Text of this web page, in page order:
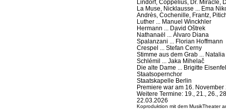
Lindorf, Coppélius, Dr. Miracle,
La Muse, Nicklausse ... Ema
Andrès, Cochenille, Frantz,
Luther ... Manuel Winckhler
Hermann ... David Oštrek
Nathanaël ... Álvaro Diana
Spalanzani ... Florian Hoffmann
Crespel ... Stefan Cerny
Stimme aus dem Grab ...
Schlémil ... Jaka Mihelač
Die alte Dame ... Brigitte
Staatsopernchor
Staatskapelle Berlin
Premiere war am 16. November
Weitere Termine: 19., 21., 26.,
22.03.2026
Koproduktion mit dem MusikTheater